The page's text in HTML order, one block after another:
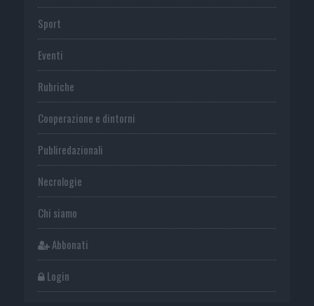
Sport
Eventi
Rubriche
Cooperazione e dintorni
Publiredazionali
Necrologie
Chi siamo
Abbonati
Login